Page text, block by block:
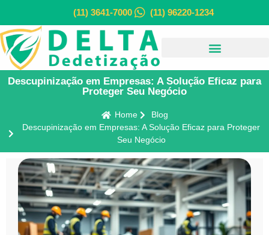
(11) 3641-7000 (11) 96220-1234
Descupinização em Empresas: A Solução Eficaz para
Proteger Seu Negócio
Home
Blog
Descupinização em Empresas: A Solução Eficaz para Proteger
Seu Negócio